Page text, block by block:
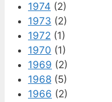
1974 (2)
1973 (2)
1972 (1)
1970 (1)
1969 (2)
1968 (5)
1966 (2)